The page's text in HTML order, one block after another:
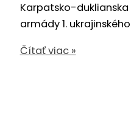
Karpatsko-
armády 1.
Oslobodenie
Čítať viac »